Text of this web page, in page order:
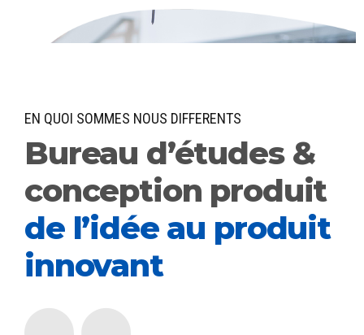
EN QUOI SOMMES NOUS DIFFERENTS
Bureau d’études &
conception produit
de l’idée au produit
innovant